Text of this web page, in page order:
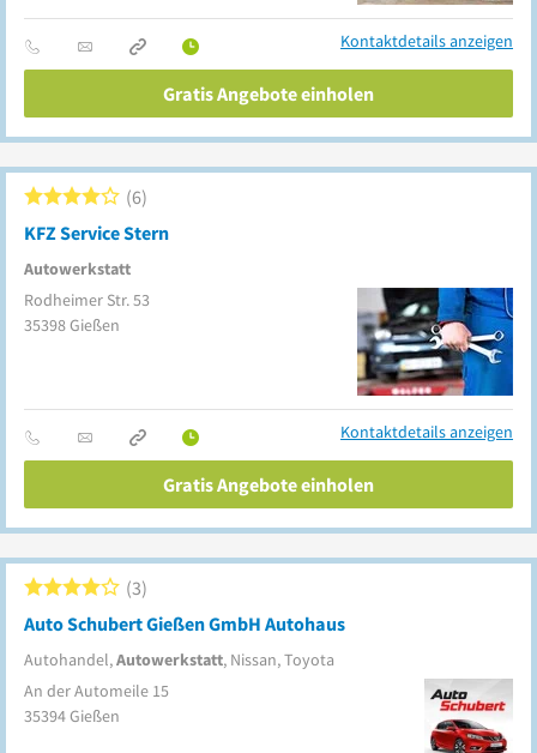
Kontaktdetails anzeigen
Gratis Angebote einholen
KFZ Service Stern
Autowerkstatt
6
Rodheimer Str. 53
35398Gießen
Kontaktdetails anzeigen
Gratis Angebote einholen
Auto Schubert Gießen GmbH Autohaus
Autohandel,Autowerkstatt, Nissan, Toyota
3
An der Automeile 15
35394Gießen